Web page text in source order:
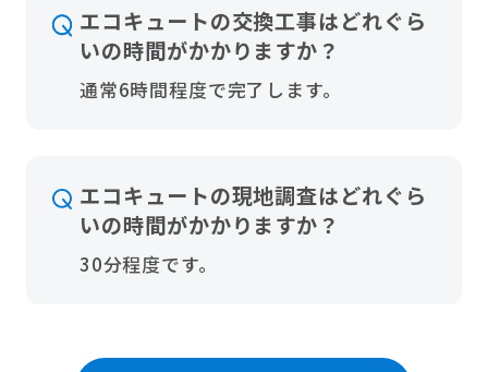
エコキュートの交換工事はどれぐら
いの時間がかかりますか？
通常6時間程度で完了します。
エコキュートの現地調査はどれぐら
いの時間がかかりますか？
30分程度です。